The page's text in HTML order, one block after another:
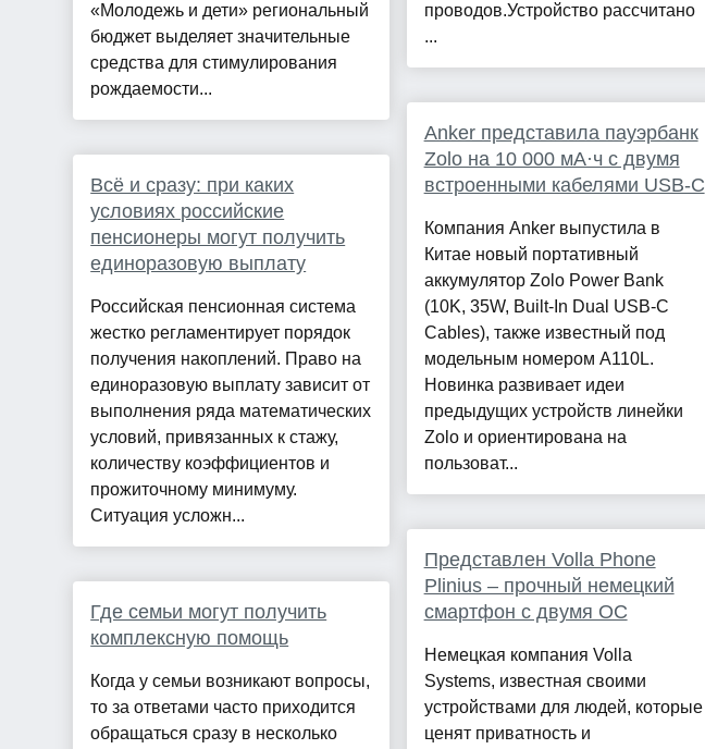
«Молодежь и дети» региональный
бюджет выделяет значительные
средства для стимулирования
рождаемости...
Всё и сразу: при каких
условиях российские
пенсионеры могут получить
единоразовую выплату
Российская пенсионная система
жестко регламентирует порядок
получения накоплений. Право на
единоразовую выплату зависит от
выполнения ряда математических
условий, привязанных к стажу,
количеству коэффициентов и
прожиточному минимуму.
Ситуация усложн...
Где семьи могут получить
комплексную помощь
Когда у семьи возникают вопросы,
то за ответами часто приходится
обращаться сразу в несколько
проводов.Устройство рассчитано
...
Anker представила пауэрбанк
Zolo на 10 000 мА·ч с двумя
встроенными кабелями USB-C
Компания Anker выпустила в
Китае новый портативный
аккумулятор Zolo Power Bank
(10K, 35W, Built-In Dual USB-C
Cables), также известный под
модельным номером A110L.
Новинка развивает идеи
предыдущих устройств линейки
Zolo и ориентирована на
пользоват...
Представлен Volla Phone
Plinius – прочный немецкий
смартфон с двумя ОС
Немецкая компания Volla
Systems, известная своими
устройствами для людей, которые
ценят приватность и